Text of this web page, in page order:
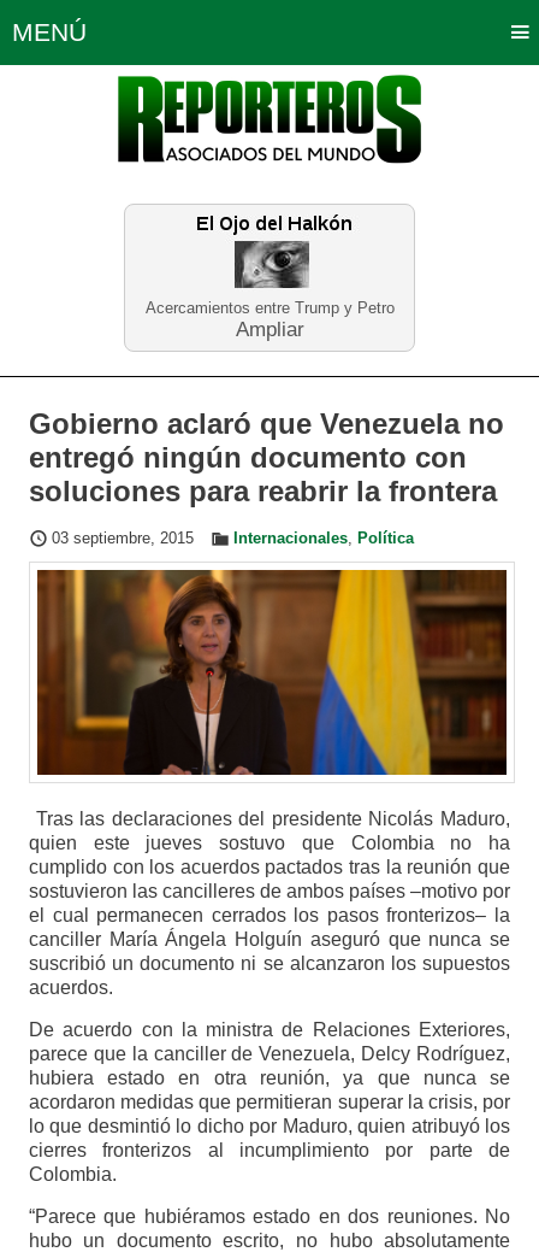
Acercamientos entre Trump y Petro
Ampliar
MENÚ
Política Opinión Bogotá
Planeta Tierra Deportes
Educación Neira
Gobierno aclaró que Venezuela no
entregó ningún documento con
soluciones para reabrir la frontera
03 septiembre, 2015 Internacionales, Política
Tras las declaraciones del presidente Nicolás Maduro,
quien este jueves sostuvo que Colombia no ha
cumplido con los acuerdos pactados tras la reunión que
sostuvieron las cancilleres de ambos países –motivo por
el cual permanecen cerrados los pasos fronterizos– la
canciller María Ángela Holguín aseguró que nunca se
suscribió un documento ni se alcanzaron los supuestos
acuerdos.
De acuerdo con la ministra de Relaciones Exteriores,
parece que la canciller de Venezuela, Delcy Rodríguez,
hubiera estado en otra reunión, ya que nunca se
acordaron medidas que permitieran superar la crisis, por
lo que desmintió lo dicho por Maduro, quien atribuyó los
cierres fronterizos al incumplimiento por parte de
Colombia.
“Parece que hubiéramos estado en dos reuniones. No
hubo un documento escrito, no hubo absolutamente